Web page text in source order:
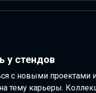
у стендов
с новыми проектами
тему карьеры.